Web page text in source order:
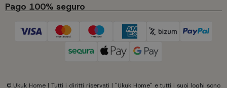
Pago 100% seguro
© Ukuk Home | Tutti i diritti riservati | "Ukuk Home" e tutti i suoi loghi sono